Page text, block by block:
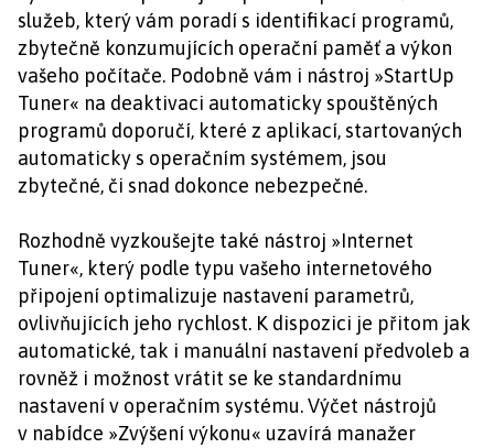
služeb, který vám poradí s identifikací programů,
zbytečně konzumujících operační paměť a výkon
vašeho počítače. Podobně vám i nástroj »StartUp
Tuner« na deaktivaci automaticky spouštěných
programů doporučí, které z aplikací, startovaných
automaticky s operačním systémem, jsou
zbytečné, či snad dokonce nebezpečné.
Rozhodně vyzkoušejte také nástroj »Internet
Tuner«, který podle typu vašeho internetového
připojení optimalizuje nastavení parametrů,
ovlivňujících jeho rychlost. K dispozici je přitom jak
automatické, tak i manuální nastavení předvoleb a
rovněž i možnost vrátit se ke standardnímu
nastavení v operačním systému. Výčet nástrojů
v nabídce »Zvýšení výkonu« uzavírá manažer